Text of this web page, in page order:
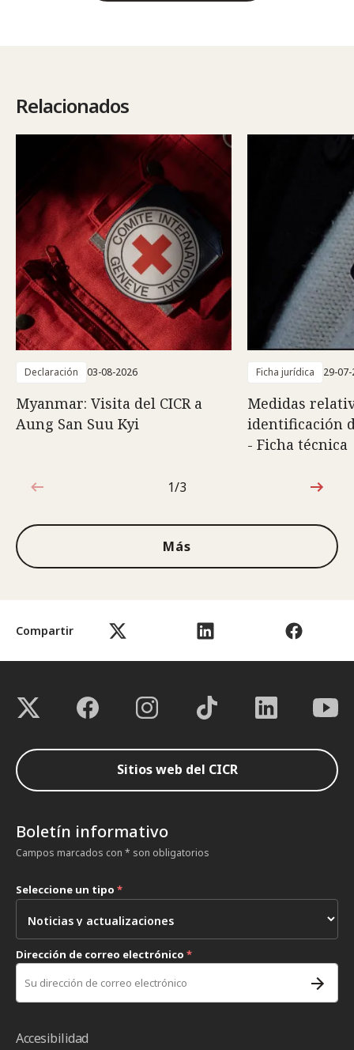
Compartir
Relacionados
Declaración 03-08-2026
Myanmar: Visita del CICR a
Aung San Suu Kyi
Ficha jurídica 29-
Medidas
identificación
- Ficha técnica
1de3
1/3
Más
Sitios web del CICR
Boletín informativo
Campos marcados con * son obligatorios
Seleccione un tipo *
Dirección de correo electrónico *
Accesibilidad